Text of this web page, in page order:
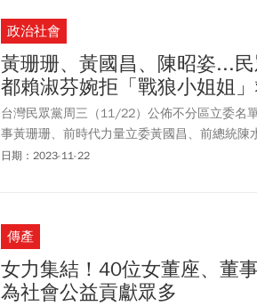
政治社會
黃珊珊、黃國昌、陳昭姿...
都賴淑芬婉拒「戰狼小姐姐
台灣民眾黨周三（11/22）公佈不分區立委名
事黃珊珊、前時代力量立委黃國昌、前總統陳
辦人吳春城、台灣新住民黨黨主席麥玉珍、民
日期：2023-11-22
傳產
女力集結！40位女董座、董
為社會公益貢獻眾多